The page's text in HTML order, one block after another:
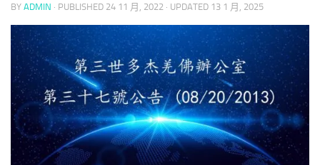
BY ADMIN · PUBLISHED 24 11 月, 2022 · UPDATED 13 1 月, 2025